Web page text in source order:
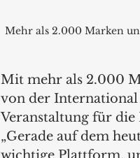
Mehr als 2.000 Marken
Mit mehr als 2.000
von der International
Veranstaltung für
„Gerade auf dem